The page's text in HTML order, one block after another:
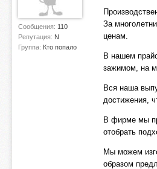
Сообщения: 110
Репутация: N
Группа: Кто попало
За
ценам.
В нашем
зажимом, на
Вся наша
достижения,
В фирме мы
отобрать
Мы можем
образом